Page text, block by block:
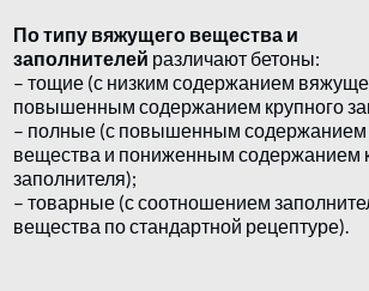
По типу вяжущего вещества и
заполнителей различают бетоны:
– тощие (с низким содержанием
повышенным содержанием крупного
– полные (с повышенным
вещества и пониженным содержанием
заполнителя);
– товарные (с соотношением
вещества по стандартной рецептуре).